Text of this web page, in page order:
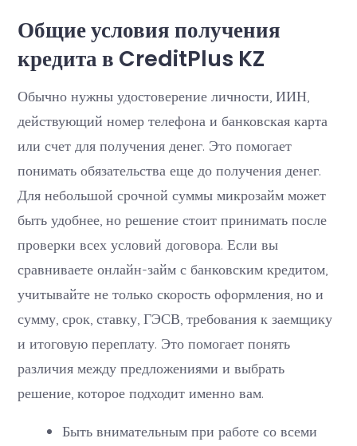
Общие условия получения
кредита в CreditPlus KZ
Обычно нужны удостоверение личности, ИИН,
действующий номер телефона и банковская карта
или счет для получения денег. Это помогает
понимать обязательства еще до получения денег.
Для небольшой срочной суммы микрозайм может
быть удобнее, но решение стоит принимать после
проверки всех условий договора. Если вы
сравниваете онлайн-займ с банковским кредитом,
учитывайте не только скорость оформления, но и
сумму, срок, ставку, ГЭСВ, требования к заемщику
и итоговую переплату. Это помогает понять
различия между предложениями и выбрать
решение, которое подходит именно вам.
Быть внимательным при работе со всеми